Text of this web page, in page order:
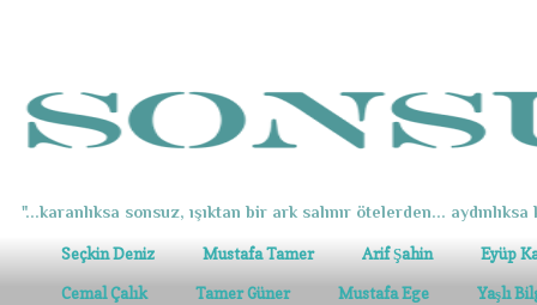
"...karanlıksa sonsuz, ışıktan bir ark salınır ötelerden... aydınlıksa
Seçkin Deniz Mustafa Tamer Arif Şahin Eyüp
Cemal Çalık Tamer Güner Mustafa Ege Yaşlı